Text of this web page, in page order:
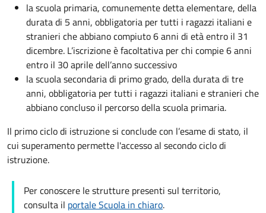
la scuola primaria, comunemente detta elementare, della
durata di 5 anni, obbligatoria per tutti i ragazzi italiani e
stranieri che abbiano compiuto 6 anni di età entro il 31
dicembre. L’iscrizione è facoltativa per chi compie 6 anni
entro il 30 aprile dell’anno successivo
la scuola secondaria di primo grado, della durata di tre
anni, obbligatoria per tutti i ragazzi italiani e stranieri che
abbiano concluso il percorso della scuola primaria.
Il primo ciclo di istruzione si conclude con l’esame di stato, il
cui superamento permette l'accesso al secondo ciclo di
istruzione.
Per conoscere le strutture presenti sul territorio,
consulta il portale Scuola in chiaro.